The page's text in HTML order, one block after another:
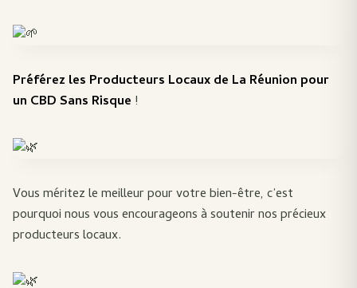
Préférez les Producteurs Locaux de La Réunion pour
un CBD Sans Risque !
Vous méritez le meilleur pour votre bien-être, c’est
pourquoi nous vous encourageons à soutenir nos précieux
producteurs locaux.